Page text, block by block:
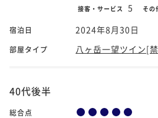
接客・サービス 5 その
宿泊日 2024年8月30日
部屋タイプ 八ヶ岳一望ツイン[
40代後半
総合点